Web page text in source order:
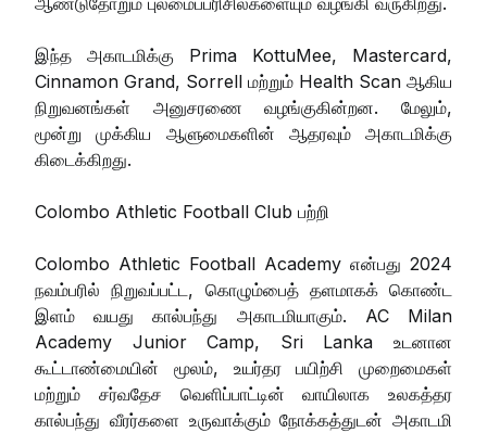
இந்த அகாடமிக்கு Prima KottuMee, Mastercard,
Cinnamon Grand, Sorrell மற்றும் Health Scan ஆகிய
நிறுவனங்கள் அனுசரணை வழங்குகின்றன. மேலும்,
மூன்று முக்கிய ஆளுமைகளின் ஆதரவும் அகாடமிக்கு
கிடைக்கிறது.
Colombo Athletic Football Club பற்றி
Colombo Athletic Football Academy என்பது 2024
நவம்பரில் நிறுவப்பட்ட, கொழும்பைத் தளமாகக் கொண்ட
இளம் வயது கால்பந்து அகாடமியாகும். AC Milan
Academy Junior Camp, Sri Lanka உடனான
கூட்டாண்மையின் மூலம், உயர்தர பயிற்சி முறைமைகள்
மற்றும் சர்வதேச வெளிப்பாட்டின் வாயிலாக உலகத்தர
கால்பந்து வீரர்களை உருவாக்கும் நோக்கத்துடன் அகாடமி